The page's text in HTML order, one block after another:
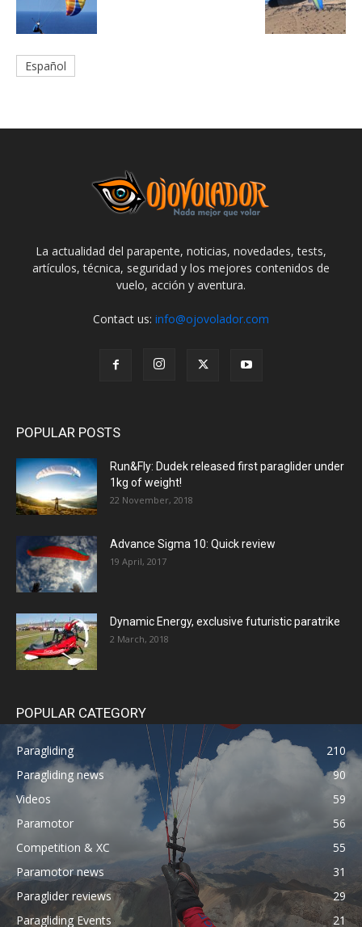
Español
La actualidad del parapente, noticias, novedades, tests,
artículos, técnica, seguridad y los mejores contenidos de
vuelo, acción y aventura.
Contact us: info@ojovolador.com
POPULAR POSTS
Run&Fly: Dudek released first paraglider under
1kg of weight!
22 November, 2018
Advance Sigma 10: Quick review
19 April, 2017
Dynamic Energy, exclusive futuristic paratrike
2 March, 2018
POPULAR CATEGORY
Paragliding
210
Paragliding news
90
Videos
59
Paramotor
56
Competition & XC
55
Paramotor news
31
Paraglider reviews
29
Paragliding Events
21